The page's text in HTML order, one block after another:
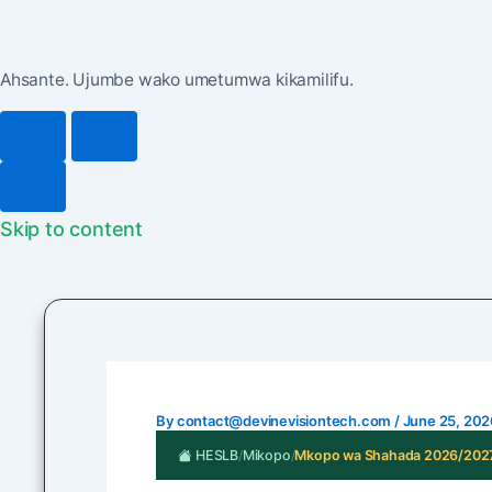
Ahsante. Ujumbe wako umetumwa kikamilifu.
Skip to content
Bycontact@devinevisiontech.com /June 25,
HESLB/Mikopo/Mkopo wa Shahada 2026/